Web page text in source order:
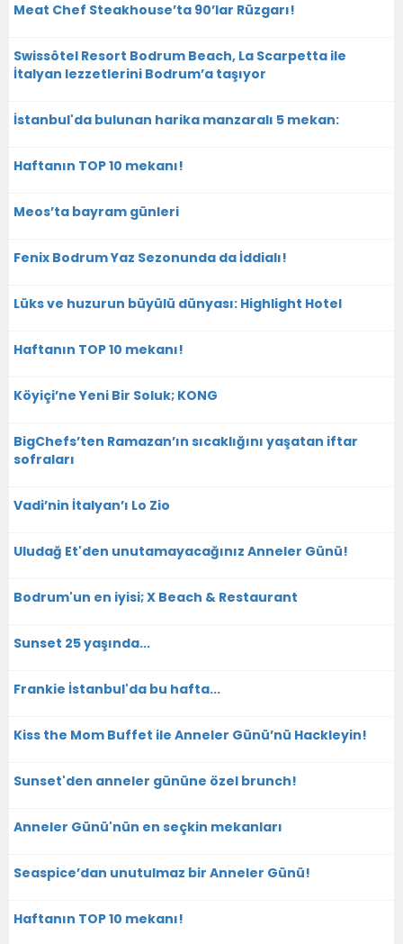
Meat Chef Steakhouse’ta 90’lar Rüzgarı!
Swissôtel Resort Bodrum Beach, La Scarpetta ile
İtalyan lezzetlerini Bodrum’a taşıyor
İstanbul'da bulunan harika manzaralı 5 mekan:
Haftanın TOP 10 mekanı!
Meos’ta bayram günleri
Fenix Bodrum Yaz Sezonunda da İddialı!
Lüks ve huzurun büyülü dünyası: Highlight Hotel
Haftanın TOP 10 mekanı!
Köyiçi’ne Yeni Bir Soluk; KONG
BigChefs’ten Ramazan’ın sıcaklığını yaşatan iftar
sofraları
Vadi’nin İtalyan’ı Lo Zio
Uludağ Et'den unutamayacağınız Anneler Günü!
Bodrum'un en iyisi; X Beach & Restaurant
Sunset 25 yaşında...
Frankie İstanbul'da bu hafta...
Kiss the Mom Buffet ile Anneler Günü’nü Hackleyin!
Sunset'den anneler gününe özel brunch!
Anneler Günü'nün en seçkin mekanları
Seaspice’dan unutulmaz bir Anneler Günü!
Haftanın TOP 10 mekanı!